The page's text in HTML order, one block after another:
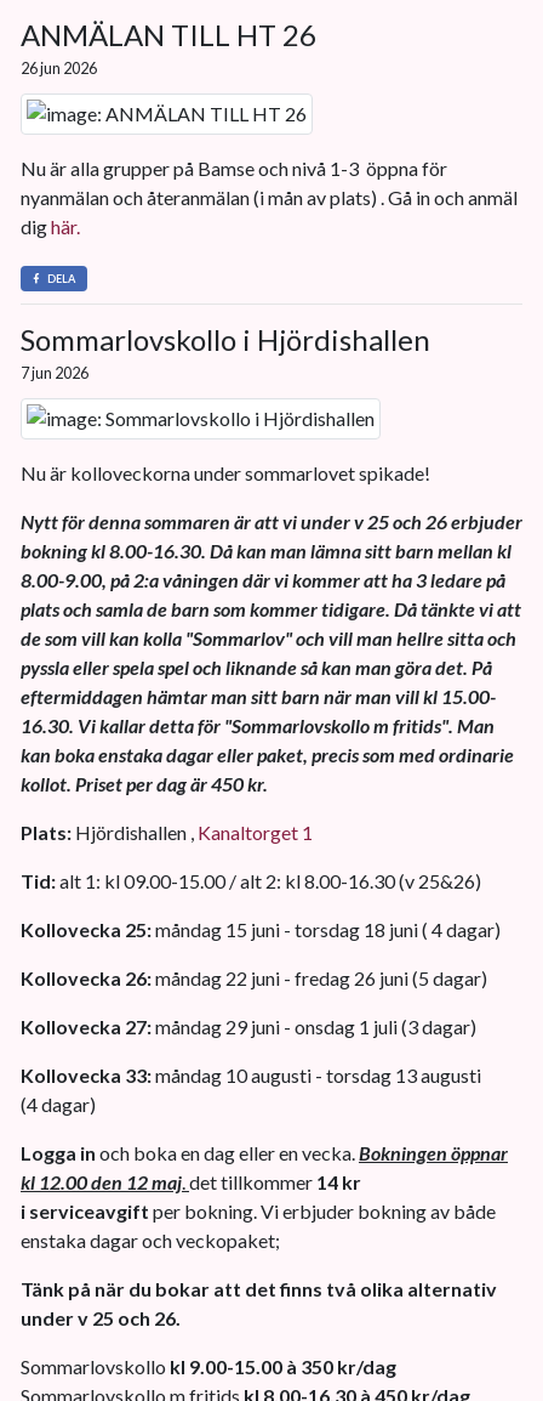
ANMÄLAN TILL HT 26
26 jun 2026
Nu är alla grupper på Bamse och nivå 1-3 öppna för
nyanmälan och återanmälan (i mån av plats) . Gå in och anmäl
dighär.
DELA
Sommarlovskollo i Hjördishallen
7 jun 2026
Nu är kolloveckorna under sommarlovet spikade!
Nytt för denna sommaren är att vi under v 25 och 26 erbjuder
bokning kl 8.00-16.30. Då kan man lämna sitt barn mellan kl
8.00-9.00, på 2:a våningen där vi kommer att ha 3 ledare på
plats och samla de barn som kommer tidigare. Då tänkte vi att
de som vill kan kolla "Sommarlov" och vill man hellre sitta och
pyssla eller spela spel och liknande så kan man göra det. På
eftermiddagen hämtar man sitt barn när man vill kl 15.00-
16.30. Vi kallar detta för "Sommarlovskollo m fritids". Man
kan boka enstaka dagar eller paket, precis som med ordinarie
kollot. Priset per dag är 450 kr.
Plats: Hjördishallen , Kanaltorget 1
Tid:alt 1: kl 09.00-15.00 / alt 2: kl 8.00-16.30 (v 25&26)
Kollovecka 25:måndag 15 juni - torsdag 18 juni ( 4 dagar)
Kollovecka 26:måndag 22 juni - fredag 26 juni (5 dagar)
Kollovecka 27:måndag 29 juni - onsdag 1 juli (3 dagar)
Kollovecka 33:måndag 10 augusti - torsdag 13 augusti
(4 dagar)
Logga in och boka en dag eller en vecka. Bokningen öppnar
kl 12.00 den 12 maj det tillkommer 14 kr
i serviceavgift per bokning. Vi erbjuder bokning av både
enstaka dagar och veckopaket;
Tänk på när du bokar att det finns två olika alternativ
under v 25 och 26.
Sommarlovskollo kl 9.00-15.00 à 350 kr/dag
Sommarlovskollo m fritids kl 8.00-16.30 à 450 kr/dag